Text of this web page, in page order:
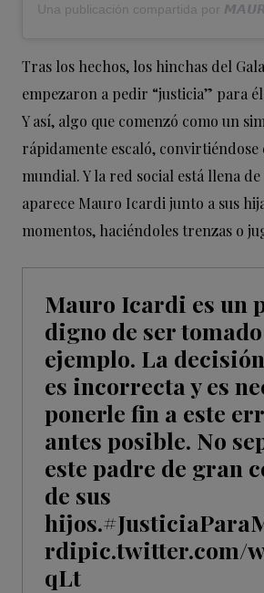
Tras los hechos, los hinchas del
empezaron a pedir “justicia” para
Y así, algo que comenzó como un
rápidamente escaló, convirtiéndose
mundial. Y la red social está llena
aparece Mauro Icardi junto a sus
momentos, haciéndoles trenzas o
Mauro Icardi es un
digno de ser
ejemplo. La
es incorrecta y es
ponerle fin a este
antes posible. No
este padre de gran
de sus
hijos.
rdipic.twitter.com/
qLt